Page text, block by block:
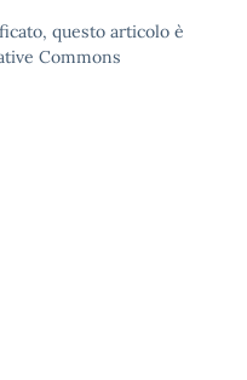
questo articolo è
Commons